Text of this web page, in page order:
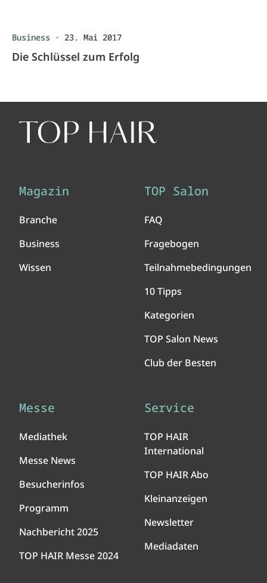
Business · 23. Mai 2017
Die Schlüssel zum Erfolg
Magazin
Branche
Business
Wissen
TOP Salon
FAQ
Fragebogen
Teilnahmebedingungen
10 Tipps
Kategorien
TOP Salon News
Club der Besten
Messe
Mediathek
Messe News
Besucherinfos
Programm
Nachbericht 2025
TOP HAIR Messe 2024
Service
TOP HAIR
International
TOP HAIR Abo
Kleinanzeigen
Newsletter
Mediadaten